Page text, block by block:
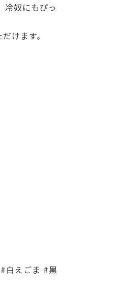
冷奴にもぴっ
けます。
白えごま #黒